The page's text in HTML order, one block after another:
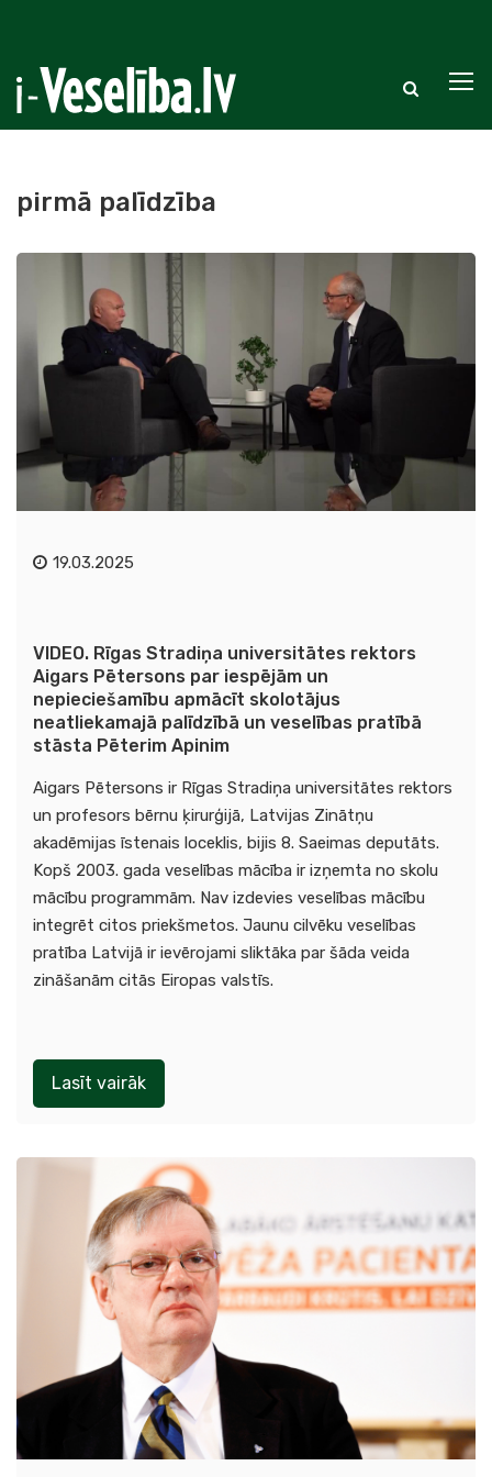
pirmā palīdzība
19.03.2025
VIDEO. Rīgas Stradiņa universitātes rektors
Aigars Pētersons par iespējām un
nepieciešamību apmācīt skolotājus
neatliekamajā palīdzībā un veselības pratībā
stāsta Pēterim Apinim
Aigars Pētersons ir Rīgas Stradiņa universitātes rektors
un profesors bērnu ķirurģijā, Latvijas Zinātņu
akadēmijas īstenais loceklis, bijis 8. Saeimas deputāts.
Kopš 2003. gada veselības mācība ir izņemta no skolu
mācību programmām. Nav izdevies veselības mācību
integrēt citos priekšmetos. Jaunu cilvēku veselības
pratība Latvijā ir ievērojami sliktāka par šāda veida
zināšanām citās Eiropas valstīs.
Lasīt vairāk